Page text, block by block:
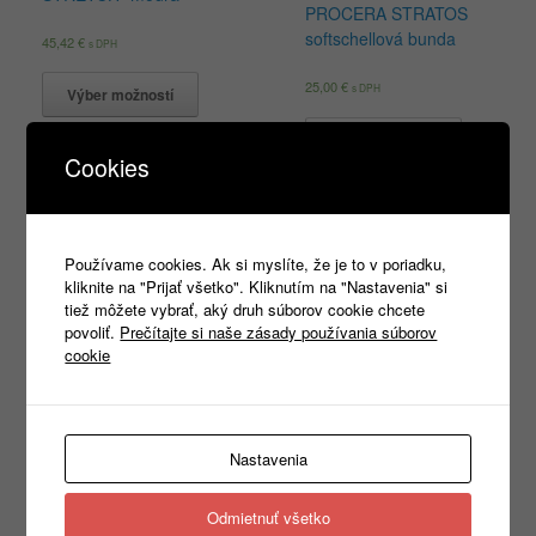
45,42€ s DPH
Výber možností
PROCERA STRATOS
softschellová bunda
25,00€ s DPH
Products
search
Kategórie
(465)
PRACOVNÉ ODEVY(1333)
Montérkové odevy(439)
Cookies
Používame cookies. Ak si myslíte, že je to v poriadku,
kliknite na "Prijať všetko". Kliknutím na "Nastavenia" si
tiež môžete vybrať, aký druh súborov cookie chcete
povoliť. Prečítajte si naše zásady používania súborov
cookie
Nastavenia
Odmietnuť všetko